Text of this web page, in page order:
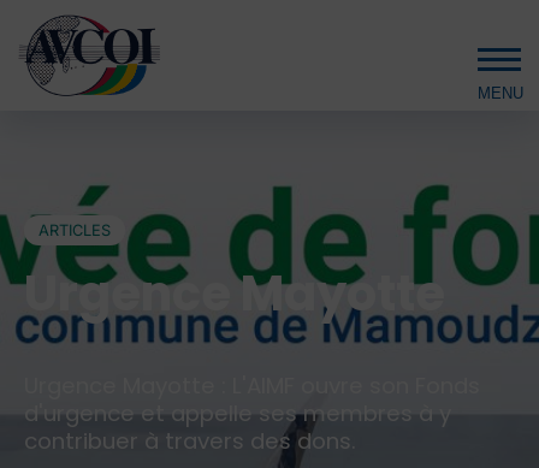
Aller au contenu principal
ARTICLES
Urgence Mayotte
d'urgence et appelle ses membres à y
contribuer à travers des dons.